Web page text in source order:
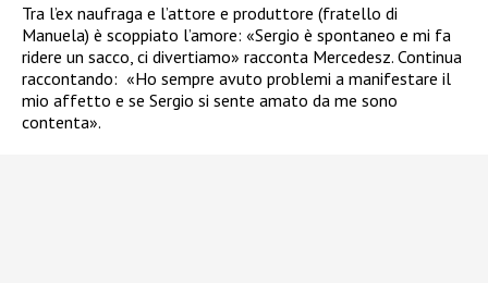
Tra l’ex naufraga e l’attore e produttore (fratello di
Manuela) è scoppiato l’amore: «Sergio è spontaneo e mi fa
ridere un sacco, ci divertiamo» racconta Mercedesz. Continua
raccontando: «Ho sempre avuto problemi a manifestare il
mio affetto e se Sergio si sente amato da me sono
contenta».